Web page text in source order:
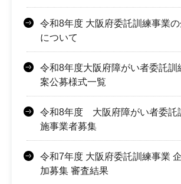
令和8年度 大阪府委託訓練事業
について
令和8年度大阪府障がい者委託訓
案公募様式一覧
令和8年度 大阪府障がい者委
施事業者募集
令和7年度 大阪府委託訓練事業
加募集 審査結果